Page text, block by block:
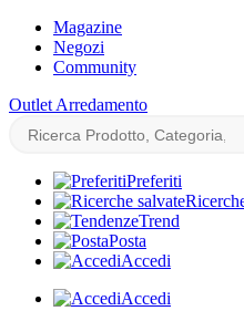
Magazine
Negozi
Community
Outlet Arredamento
Preferiti
Trend
Posta
Accedi
Accedi